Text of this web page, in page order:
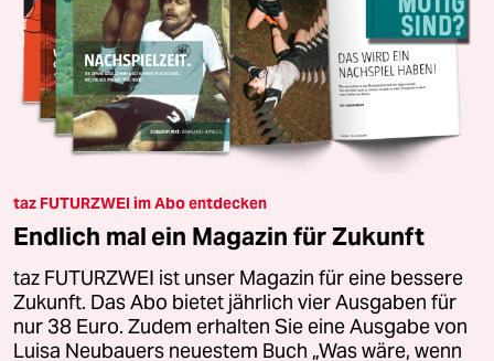
taz FUTURZWEI im Abo entdecken
Endlich mal ein Magazin für Zukunft
taz FUTURZWEI ist unser Magazin für eine bessere
Zukunft. Das Abo bietet jährlich vier Ausgaben für
nur 38 Euro. Zudem erhalten Sie eine Ausgabe von
Luisa Neubauers neuestem Buch „Was wäre, wenn